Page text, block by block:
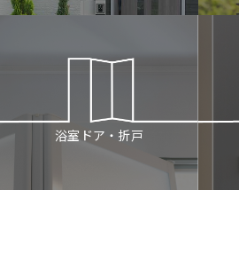
浴室ドア・折戸